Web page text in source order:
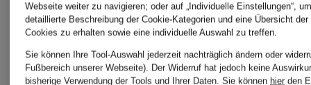
Elegante
Webseite weiter zu navigieren; oder auf „Individuelle Einstellungen“,
detaillierte Beschreibung der Cookie-Kategorien und eine Übersicht
Cookies zu erhalten sowie eine individuelle Auswahl zu treffen.
Sie können Ihre Tool-Auswahl jederzeit nachträglich ändern oder
Fußbereich unserer Webseite). Der Widerruf hat jedoch keine
bisherige Verwendung der Tools und Ihrer Daten. Sie können hier den